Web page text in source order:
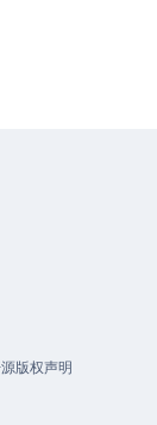
版权声明